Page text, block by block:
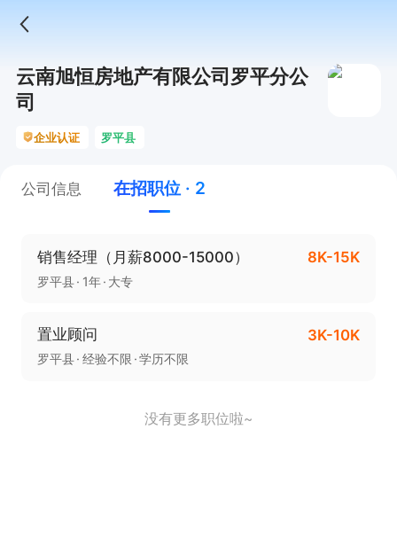
云南旭恒房地产有限公司罗平分公
司
企业认证 罗平县
公司信息 在招职位 · 2
销售经理（月薪8000-15000） 8K-15K
罗平县 1年 大专
置业顾问 3K-10K
罗平县 经验不限 学历不限
没有更多职位啦~